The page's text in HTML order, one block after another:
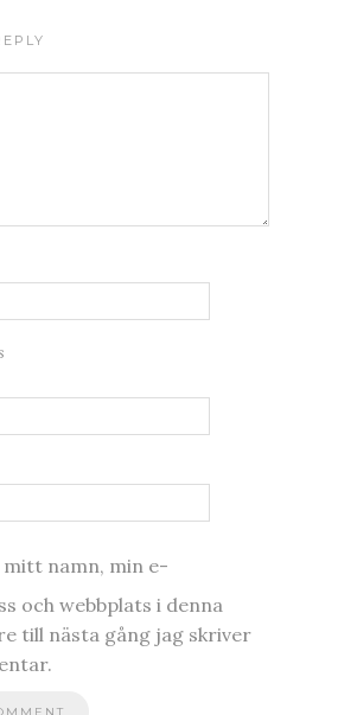
mitt namn, min e-
och webbplats i denna
till nästa gång jag skriver